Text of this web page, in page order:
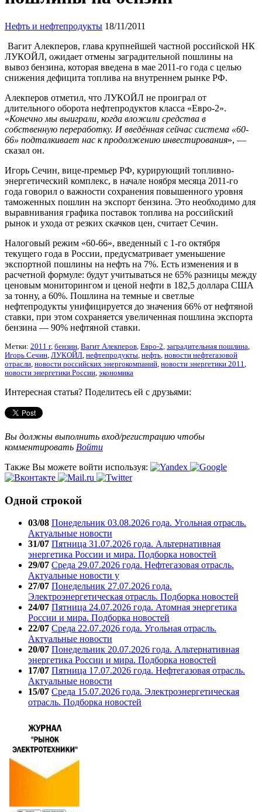
Нефть и нефтепродукты 18/11/2011
Вагит Алекперов, глава крупнейшей частной российской НК
ЛУКОЙЛ, ожидает отмены заградительной пошлины на
вывоз бензина, которая введена в мае 2011-го года с целью
снижения дефицита топлива на внутреннем рынке РФ.
Алекперов отметил, что ЛУКОЙЛ не проиграл от
длительного оборота нефтепродуктов класса «Евро-2».
«Конечно мы выиграли, когда вложили средства в
собственную переработку. И введённая сейчас система «60-
66» подталкивает нас к продолжению инвестирования», —
сказал он.
Игорь Сечин, вице-премьер РФ, курирующий топливно-
энергетический комплекс, в начале ноября месяца 2011-го
года говорил о важности сохранения повышенного уровня
таможенных пошлин на экспорт бензина. Это необходимо для
выравнивания графика поставок топлива на российский
рынок и ухода от резких скачков цен, считает Сечин.
Налоговый режим «60-66», введенный с 1-го октября
текущего года в России, предусматривает уменьшение
экспортной пошлины на нефть на 7%. Есть изменения и в
расчетной формуле: будут учитываться не 65% разницы между
ценовым мониторингом и ценой нефти в 182,5 доллара США
за тонну, а 60%. Пошлина на темные и светлые
нефтепродукты унифицируется до значения 66% от нефтяной
ставки, при этом сохраняется увеличенная пошлина экспорта
бензина — 90% нефтяной ставки.
Метки: 2011 г, бензин, Вагит Алекперов, Евро-2, заградительная пошлина,
Игорь Сечин, ЛУКОЙЛ, нефтепродукты, нефть, новости нефтегазовой
отрасли, новости российских энергокомпаний, новости энергетики 2011,
новости энергетики России, экономика
Интересная статья? Поделитесь ей с друзьями:
Вы должны выполнить вход/регистрацию чтобы
комментировать Войти
Также Вы можете войти используя:
Одной строкой
03/08 Понедельник 03.08.2026 года. Угольная отрасль.
Актуальные новости
31/07 Пятница 31.07.2026 года. Альтернативная
энергетика России и мира. Подборка новостей
29/07 Среда 29.07.2026 года. Нефтегазовая отрасль.
Актуальные новости у
27/07 Понедельник 27.07.2026 года.
Электроэнергетическая отрасль. Подборка новостей
24/07 Пятница 24.07.2026 года. Атомная энергетика
России и мира. Подборка новостей
22/07 Среда 22.07.2026 года. Угольная отрасль.
Актуальные новости
20/07 Понедельник 20.07.2026 года. Альтернативная
энергетика России и мира. Подборка новостей
17/07 Пятница 17.07.2026 года. Нефтегазовая отрасль.
Актуальные новости
15/07 Среда 15.07.2026 года. Электроэнергетическая
отрасль. Подборка новостей